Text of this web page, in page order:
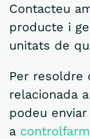
Contacteu
producte i
unitats de
Per resoldre
relacionada
podeu
a